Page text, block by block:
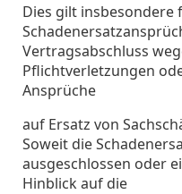
Dies gilt insbesondere
Vertragsabschluss
Pflichtverletzungen
Ansprüche
auf Ersatz von
Soweit die
ausgeschlossen oder
Hinblick auf die